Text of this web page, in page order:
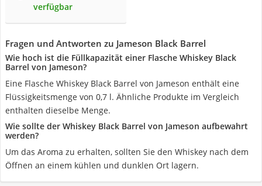
verfügbar
Fragen und Antworten zu Jameson Black Barrel
Wie hoch ist die Füllkapazität einer Flasche Whiskey Black
Barrel von Jameson?
Eine Flasche Whiskey Black Barrel von Jameson enthält eine
Flüssigkeitsmenge von 0,7 l. Ähnliche Produkte im Vergleich
enthalten dieselbe Menge.
Wie sollte der Whiskey Black Barrel von Jameson aufbewahrt
werden?
Um das Aroma zu erhalten, sollten Sie den Whiskey nach dem
Öffnen an einem kühlen und dunklen Ort lagern.